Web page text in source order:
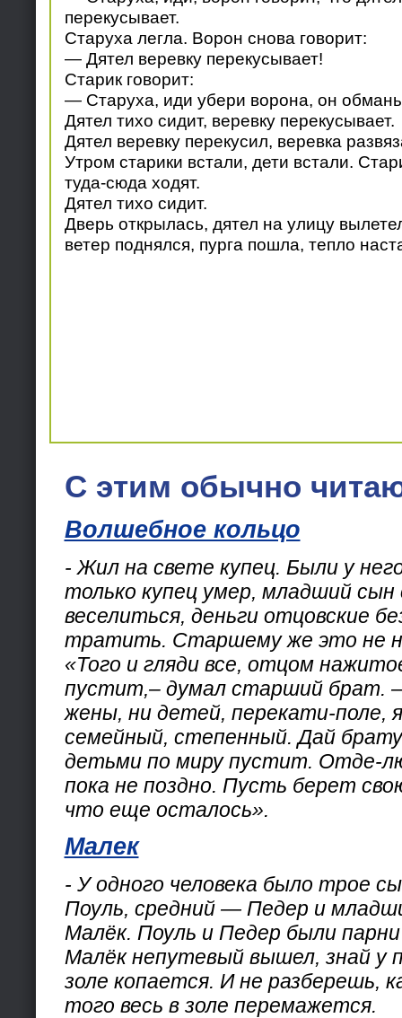
перекусывает.
Старуха легла. Ворон снова говорит:
— Дятел веревку перекусывает!
Старик говорит:
— Старуха, иди убери ворона, он
Дятел тихо сидит, веревку перекусывает.
Дятел веревку перекусил, веревка
Утром старики встали, дети встали.
туда-сюда ходят.
Дятел тихо сидит.
Дверь открылась, дятел на улицу
ветер поднялся, пурга пошла, тепло
С этим обычно
Волшебное кольцо
- Жил на свете купец. Были у
только купец умер, младший сын
веселиться, деньги отцовские
тратить. Старшему же это не
«Того и гляди все, отцом
пустит,– думал старший брат.
жены, ни детей, перекати-поле,
семейный, степенный. Дай
детьми по миру пустит. Отде-
пока не поздно. Пусть берет
что еще осталось».
Малек
- У одного человека было трое
Поуль, средний — Педер и
Малёк. Поуль и Педер были
Малёк непутевый вышел, знай у
золе копается. И не разберешь,
того весь в золе перемажется.